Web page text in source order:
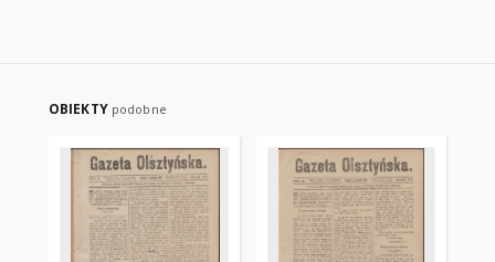
OBIEKTY podobne